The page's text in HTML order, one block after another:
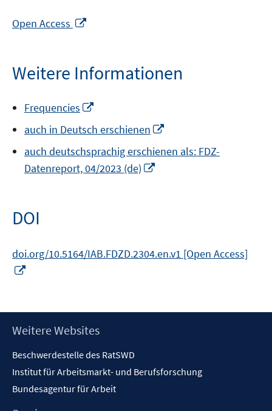
Open Access
öffnen
Weitere Informationen
Frequencies
Fenster
öffnen
auch in Deutsch erschienen
Fenster
auch deutschsprachig erschienen als: FDZ-
Datenreport, 04/2023 (de)
DOI
doi.org/10.5164/IAB.FDZD.2304.en.v1 [Open Access]
öffnen
Footer
Weitere Websites
Beschwerdestelle des RatSWD
Institut für Arbeitsmarkt- und Berufsforschung
Bundesagentur für Arbeit